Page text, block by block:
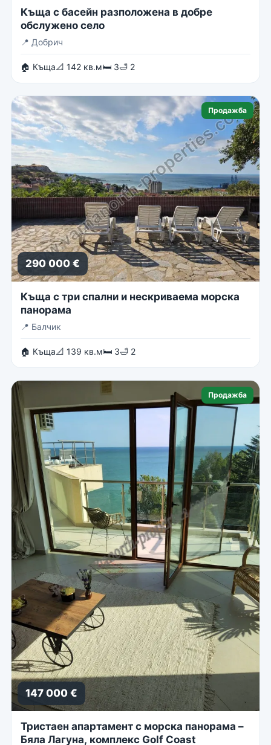
Къща с басейн разположена в добре
обслужено село
📍 Добрич
🏠 Къща📐 142 кв.м🛏 3🛁 2
Продажба
290 000 €
Къща с три спални и нескриваема морска
панорама
📍 Балчик
🏠 Къща📐 139 кв.м🛏 3🛁 2
Продажба
147 000 €
Тристаен апартамент с морска панорама –
Бяла Лагуна, комплекс Golf Coast